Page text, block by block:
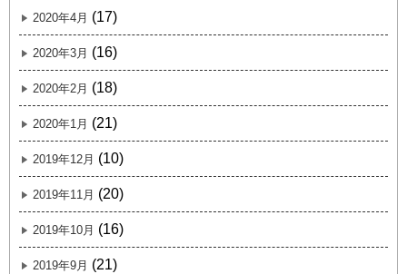
2020年4月 (17)
2020年3月 (16)
2020年2月 (18)
2020年1月 (21)
2019年12月 (10)
2019年11月 (20)
2019年10月 (16)
2019年9月 (21)